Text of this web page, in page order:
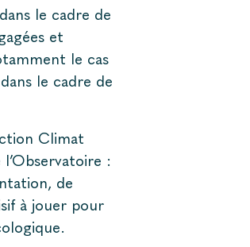
le cadre de
et
le cas
le cadre de
Climat
l’Observatoire :
de
à jouer pour